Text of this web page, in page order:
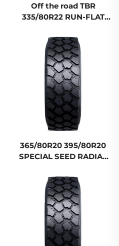
Off the road TBR
335/80R22 RUN-FLAT
365/80R20 395/80R20
SPECIAL SEED RADIAL